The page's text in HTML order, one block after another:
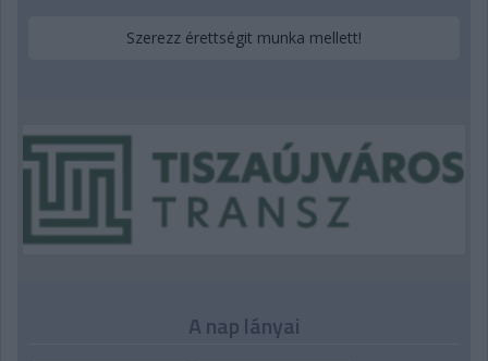
Szerezz érettségit munka mellett!
A nap lányai